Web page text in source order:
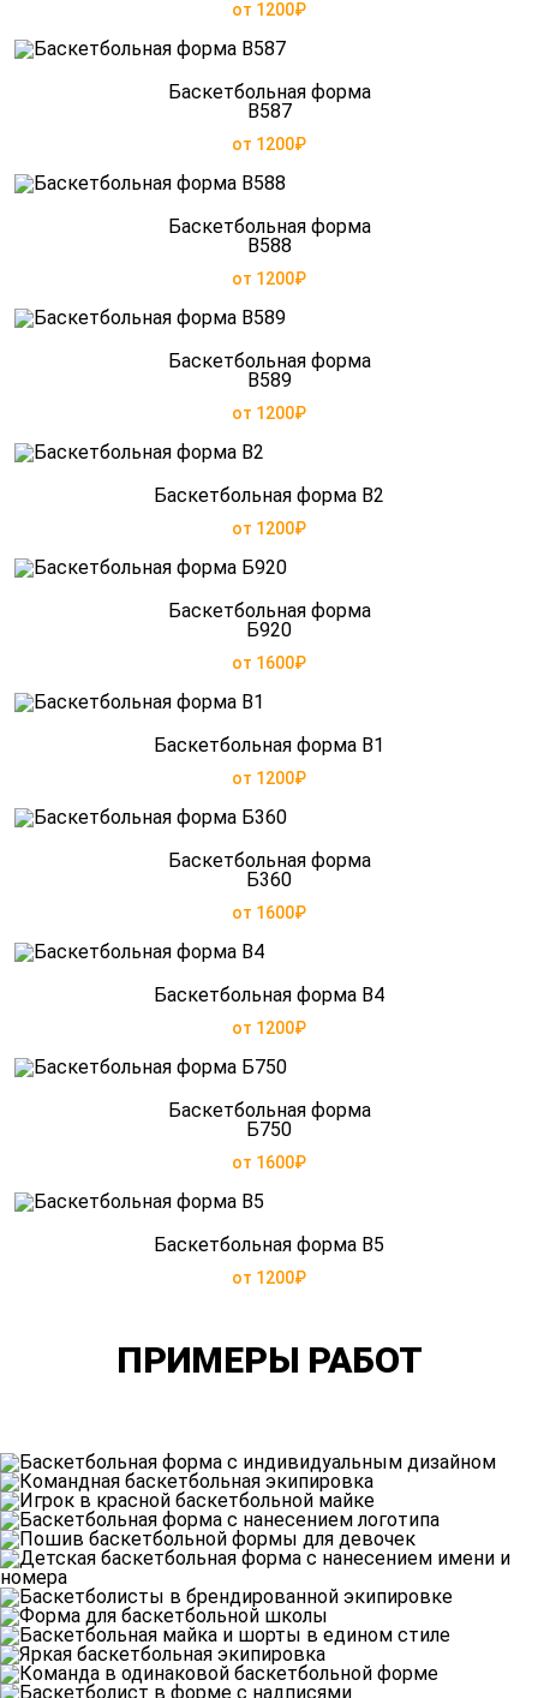
от 1200₽
Баскетбольная форма
B587
от 1200₽
Баскетбольная форма
B588
от 1200₽
Баскетбольная форма
B589
от 1200₽
Баскетбольная форма B2
от 1200₽
Баскетбольная форма
Б920
от 1600₽
Баскетбольная форма B1
от 1200₽
Баскетбольная форма
Б360
от 1600₽
Баскетбольная форма B4
от 1200₽
Баскетбольная форма
Б750
от 1600₽
Баскетбольная форма B5
от 1200₽
ПРИМЕРЫ РАБОТ